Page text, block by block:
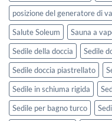
posizione del generatore di
Salute Soleum
Sauna a
Sedile della doccia
Sedile
Sedile doccia piastrellato
Sedile in schiuma rigida
Sedile per bagno turco